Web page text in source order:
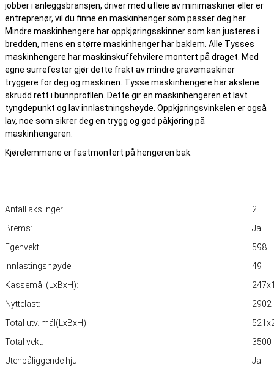
jobber i anleggsbransjen, driver med utleie av minimaskiner eller er
entreprenør, vil du finne en maskinhenger som passer deg her.
Mindre maskinhengere har oppkjøringsskinner som kan justeres i
bredden, mens en større maskinhenger har baklem. Alle Tysses
maskinhengere har maskinskuffehvilere montert på draget. Med
egne surrefester gjør dette frakt av mindre gravemaskiner
tryggere for deg og maskinen. Tysse maskinhengere har akslene
skrudd rett i bunnprofilen. Dette gir en maskinhengeren et lavt
tyngdepunkt og lav innlastningshøyde. Oppkjøringsvinkelen er også
lav, noe som sikrer deg en trygg og god påkjøring på
maskinhengeren.
Kjørelemmene er fastmontert på hengeren bak.
Antall akslinger:
2
Brems:
Ja
Egenvekt:
598
Innlastingshøyde:
49
Kassemål (LxBxH):
Nyttelast:
2902
Total utv. mål(LxBxH):
Total vekt:
3500
Utenpåliggende hjul:
Ja